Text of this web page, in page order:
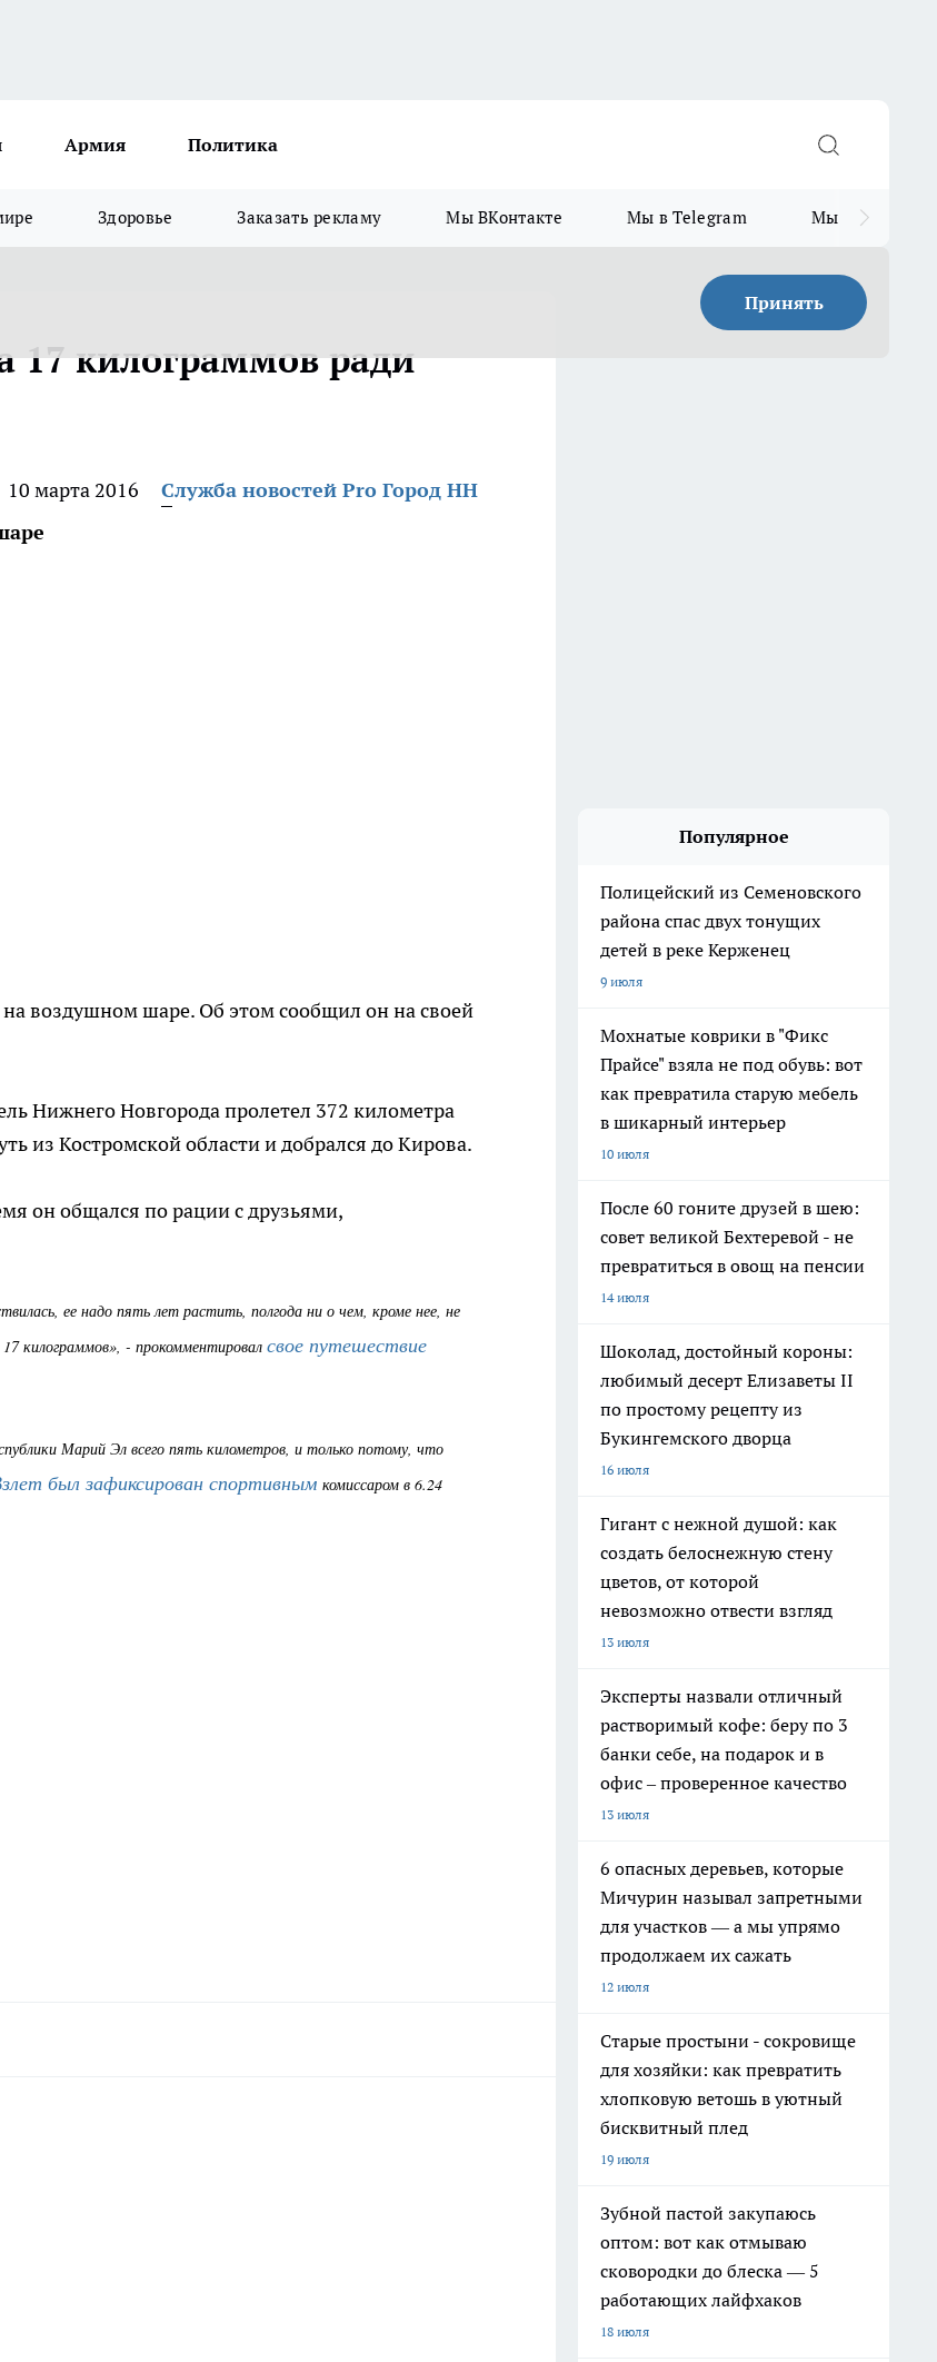
Армия Политика
Здоровье Заказать рекламу Мы ВКонтакте Мы в Telegram Мы в MAX
Принять
17 килограммов ради
10 марта 2016
Служба новостей Pro Город НН
воздушном шаре. Об этом сообщил он на своей
Нижнего Новгорода пролетел 372 километра
из Костромской области и добрался до Кирова.
он общался по рации с друзьями,
ее надо пять лет растить, полгода ни о чем, кроме нее, не
килограммов», - прокомментировал свое путешествие
Марий Эл всего пять километров, и только потому, что
был зафиксирован спортивным комиссаром в 6.24
Популярное
Полицейский из Семеновского
района спас двух тонущих
детей в реке Керженец
9 июля
Мохнатые коврики в "Фикс
Прайсе" взяла не под обувь: вот
как превратила старую мебель
в шикарный интерьер
10 июля
После 60 гоните друзей в шею:
совет великой Бехтеревой - не
превратиться в овощ на пенсии
14 июля
Шоколад, достойный короны:
любимый десерт Елизаветы II
по простому рецепту из
Букингемского дворца
16 июля
Гигант с нежной душой: как
создать белоснежную стену
цветов, от которой
невозможно отвести взгляд
13 июля
Эксперты назвали отличный
растворимый кофе: беру по 3
банки себе, на подарок и в
офис – проверенное качество
13 июля
6 опасных деревьев, которые
Мичурин называл запретными
для участков — а мы упрямо
продолжаем их сажать
12 июля
Старые простыни - сокровище
для хозяйки: как превратить
хлопковую ветошь в уютный
бисквитный плед
19 июля
Зубной пастой закупаюсь
оптом: вот как отмываю
сковородки до блеска — 5
работающих лайфхаков
18 июля